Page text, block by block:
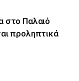
στο Παλαιό
προληπτικά